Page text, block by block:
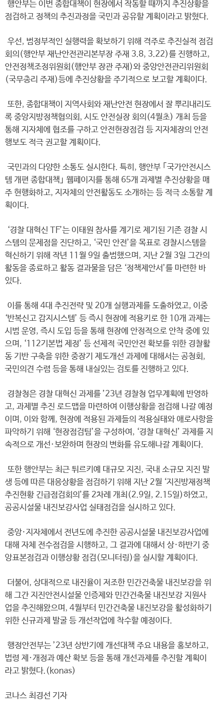
행안부는 이번 종합대책이 현장에서 작동할 때까지 추진상황을
점검하고 정책의 추진과정을 국민과 공유할 계획이라고 밝혔다.
우선, 범정부적인 실행력을 확보하기 위해 격주로 추진실적 점검
회의(행안부 재난안전관리본부장 주재 3.8, 3.22)를 진행하고,
안전정책조정위원회(행안부 장관 주재)와 중앙안전관리위원회
(국무총리 주재)등에 추진상황을 주기적으로 보고할 계획이다.
또한, 종합대책이 지역사회와 재난안전 현장에서 잘 뿌리내리도
록 중앙지방정책협의회, 시도 안전실장 회의(4월초) 개최 등을
통해 지자체에 협조를 구하고 안전현장점검 등 지자체장의 안전
행보도 적극 권고할 계획이다.
국민과의 다양한 소통도 실시한다. 특히, 행안부 ｢국가안전시스
템 개편 종합대책｣ 웹페이지를 통해 65개 과제별 추진상황을 매
주 현행화하고, 지자체의 안전활동도 소개하는 등 적극 소통할 계
획이다.
‘경찰 대혁신 TF’는 이태원 참사를 계기로 제기된 기존 경찰 시
스템의 문제점을 진단하고, ‘국민 안전’을 목표로 경찰시스템을
혁신하기 위해 작년 11월 9일 출범했으며, 지난 2월 3일 그간의
활동을 종료하고 활동 결과물을 담은 ‘정책제안서’를 마련한 바
있다.
이를 통해 4대 추진전략 및 20개 실행과제를 도출하였고, 이중
‘반복신고 감지시스템’ 등 즉시 현장에 적용키로 한 10개 과제는
시범 운영, 즉시 도입 등을 통해 현장에 안정적으로 안착 중에 있
으며, ‘112기본법 제정’ 등 선제적 국민안전 확보를 위한 경찰활
동 기반 구축을 위한 중장기 제도개선 과제에 대해서는 공청회,
국민의견 수렴 등을 통해 내실있는 검토를 진행하고 있다.
경찰청은 경찰 대혁신 과제를 ’23년 경찰청 업무계획에 반영하
고, 과제별 추진 로드맵을 마련하여 이행상황을 점검해 나갈 예정
이며, 이와 함께, 현장에 적용된 과제들의 적용실태와 애로사항을
파악하기 위해 ‘현장점검팀’을 구성하여, ‘경찰 대혁신’ 과제를 지
속적으로 개선·보완하며 현장의 변화를 유도해나갈 계획이다.
또한 행안부는 최근 튀르키예 대규모 지진, 국내 소규모 지진 발
생 등에 따른 대응상황을 점검하기 위해 지난 2월 ‘지진방재정책
추진현황 긴급점검회의’를 2차례 개최(2.9일, 2.15일)하였고,
공공시설물 내진보강사업 실태점검을 실시하고 있다.
중앙·지자체에서 전년도에 추진한 공공시설물 내진보강사업에
대해 자체 전수점검을 시행하고, 그 결과에 대해서 상·하반기 중
앙표본점검과 이행상황 점검(모니터링)을 실시할 계획이다.
더불어, 상대적으로 내진율이 저조한 민간건축물 내진보강을 위
해 그간 지진안전시설물 인증제와 민간건축물 내진보강 지원사
업을 추진해왔으며, 4월부터 민간건축물 내진보강을 활성화하기
위한 신규과제 발굴 등 개선작업에 착수할 예정이다.
행정안전부는 ’23년 상반기에 개선대책 주요 내용을 홍보하고,
법령 제·개정과 예산 확보 등을 통해 개선과제를 추진할 계획이
라고 밝혔다.(konas)
코나스 최경선 기자